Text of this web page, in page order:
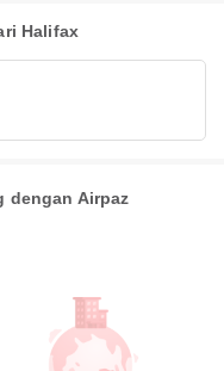
Halifax
dengan Airpaz